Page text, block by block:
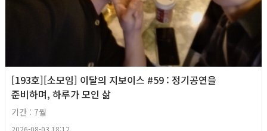
[193호][소모임] 이달의 지보이스 #59 : 정기공연을
준비하며, 하루가 모인 삶
기간 : 7월